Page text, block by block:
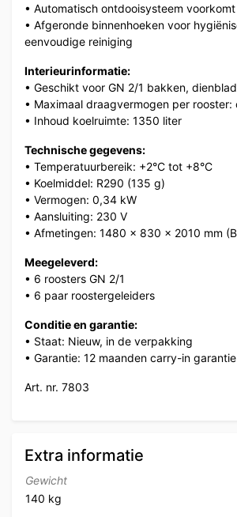
• Automatisch ontdooisysteem
• Afgeronde binnenhoeken voor
eenvoudige reiniging
Interieurinformatie:
• Geschikt voor GN 2/1 bakken,
• Maximaal draagvermogen per rooster:
• Inhoud koelruimte: 1350 liter
Technische gegevens:
• Temperatuurbereik: +2°C tot +8°C
• Koelmiddel: R290 (135 g)
• Vermogen: 0,34 kW
• Aansluiting: 230 V
• Afmetingen: 1480 x 830 x 2010 mm
Meegeleverd:
• 6 roosters GN 2/1
• 6 paar roostergeleiders
Conditie en garantie:
• Staat: Nieuw, in de verpakking
• Garantie: 12 maanden carry-in garantie
Art. nr. 7803
Extra informatie
Gewicht
140 kg